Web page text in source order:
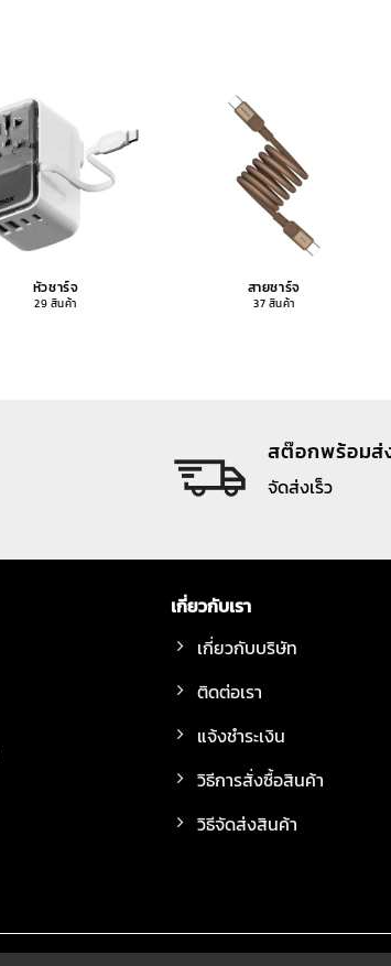
หัวชาร์จ
29 สินค้า
สายชาร์จ
37 สินค้า
สต๊อกพร้อมส่
จัดส่งเร็ว
เกี่ยวกับเรา
เกี่ยวกับบริษัท
ติดต่อเรา
แจ้งชำระเงิน
วิธีการสั่งซื้อสินค้า
วิธีจัดส่งสินค้า